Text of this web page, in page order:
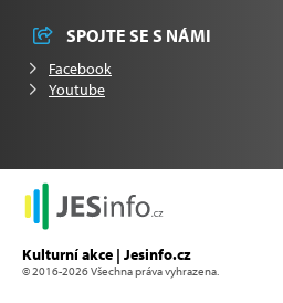
SPOJTE SE S NÁMI
Facebook
Youtube
Kulturní akce | Jesinfo.cz
© 2016-2026 Všechna práva vyhrazena.